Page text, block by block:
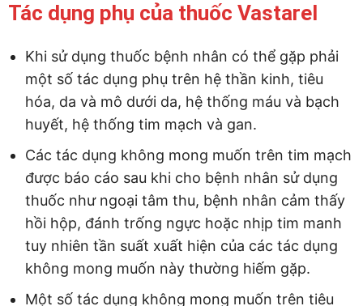
Tác dụng phụ của thuốc Vastarel
Khi sử dụng thuốc bệnh nhân có thể gặp phải
một số tác dụng phụ trên hệ thần kinh, tiêu
hóa, da và mô dưới da, hệ thống máu và bạch
huyết, hệ thống tim mạch và gan.
Các tác dụng không mong muốn trên tim mạch
được báo cáo sau khi cho bệnh nhân sử dụng
thuốc như ngoại tâm thu, bệnh nhân cảm thấy
hồi hộp, đánh trống ngực hoặc nhịp tim manh
tuy nhiên tần suất xuất hiện của các tác dụng
không mong muốn này thường hiếm gặp.
Một số tác dụng không mong muốn trên tiêu